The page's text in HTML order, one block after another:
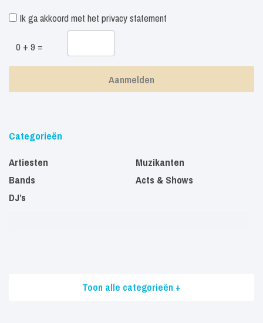
Ik ga akkoord met het privacy statement
0 + 9 =
Categorieën
Artiesten
Bands
DJ’s
Muzikanten
Acts & Shows
Toon alle categorieën +